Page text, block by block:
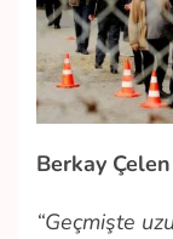
Berkay Çelen
“Geçmişte